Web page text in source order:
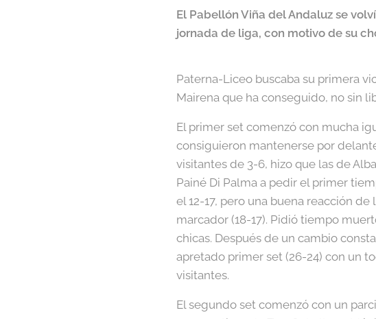
El Pabellón Viña del Andaluz se
jornada de liga, con motivo de su
Paterna-Liceo buscaba su primera
Mairena que ha conseguido, no sin
El primer set comenzó con mucha
consiguieron mantenerse por
visitantes de 3-6, hizo que las de
Painé Di Palma a pedir el primer
el 12-17, pero una buena reacción
marcador (18-17). Pidió tiempo
chicas. Después de un cambio
apretado primer set (26-24) con un
visitantes.
El segundo set comenzó con un